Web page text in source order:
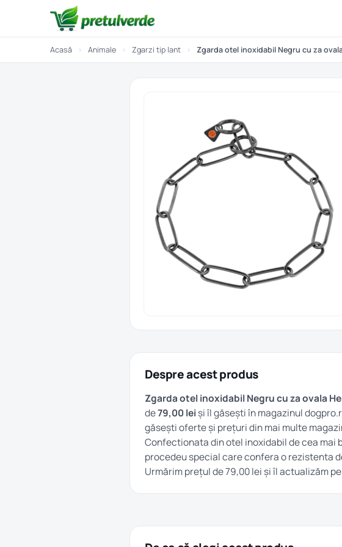
Acasă › Animale › Zgarzi tip lant › Zgarda otel inoxidabil Negru cu za
Despre acest produs
Zgarda otel inoxidabil Negru cu za ovala
de79,00 lei și îl găsești în magazinul
găsești oferte și prețuri din mai multe
Confectionata din otel inoxidabil de cea
procedeu special care confera o rezistenta
Urmărim prețul de 79,00 lei și îl actualizăm